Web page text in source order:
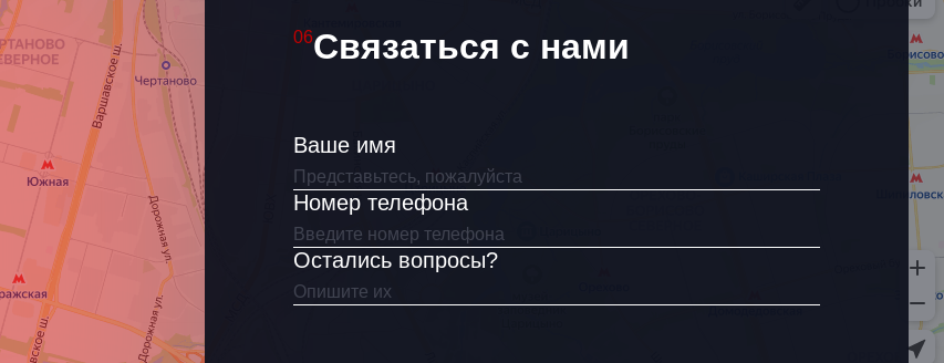
06Связаться с нами
Ваше имя
Номер телефона
Остались вопросы?
на обработку
данных